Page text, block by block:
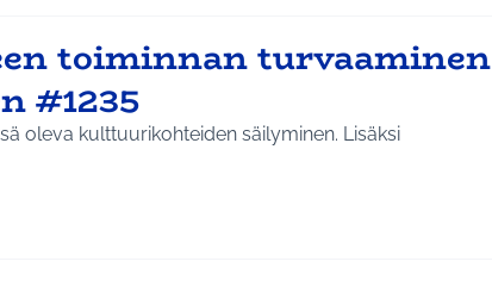
toiminnan turvaaminen
#1235
oleva kulttuurikohteiden säilyminen. Lisäksi
Ympäristö